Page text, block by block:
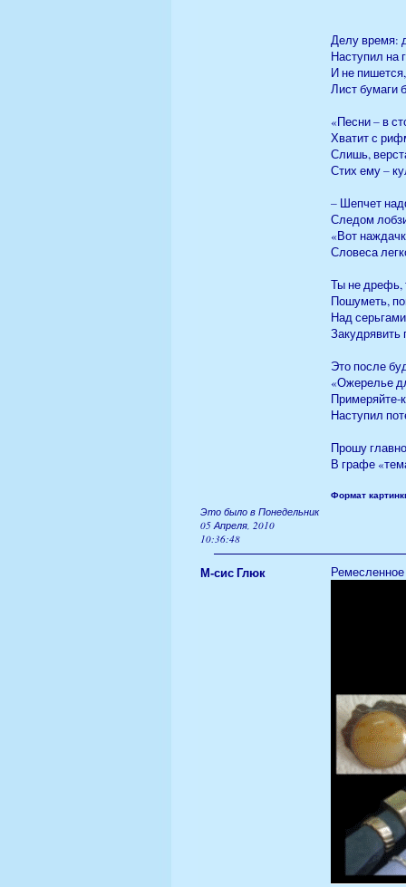
Делу время:
Наступил на
И не
Лист бумаги
«Песни – в
Хватит с
Слишь,
Стих ему –
– Шепчет
Следом
«Вот
Словеса
Ты не дрефь,
Пошуметь,
Над
Закудрявить
Это после
«Ожерелье
Примеряйте-
Наступил
Прошу
В графе
Формат
Это было в Понедельник
05 Апреля, 2010
10:36:48
М-сис Глюк Ремесленное